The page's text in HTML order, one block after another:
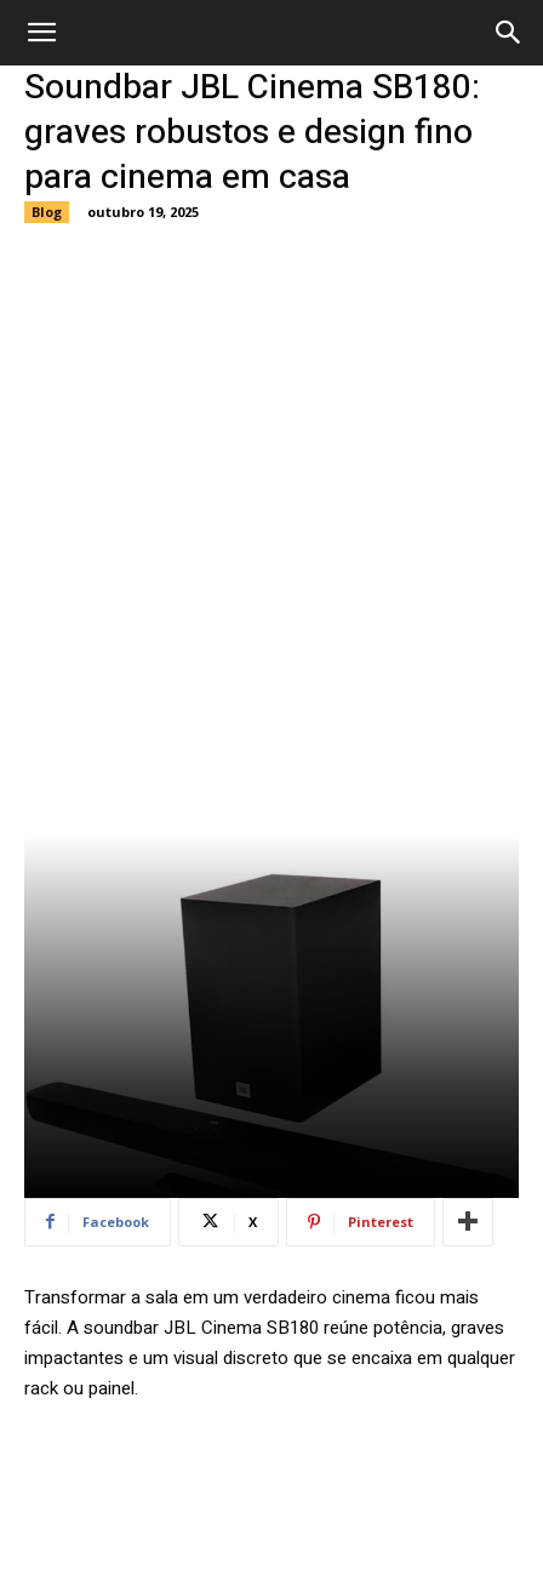
Soundbar JBL Cinema SB180:
graves robustos e design fino
para cinema em casa
Blog outubro 19, 2025
Facebook X Pinterest
Transformar a sala em um verdadeiro cinema ficou mais
fácil. A soundbar JBL Cinema SB180 reúne potência, graves
impactantes e um visual discreto que se encaixa em qualquer
rack ou painel.